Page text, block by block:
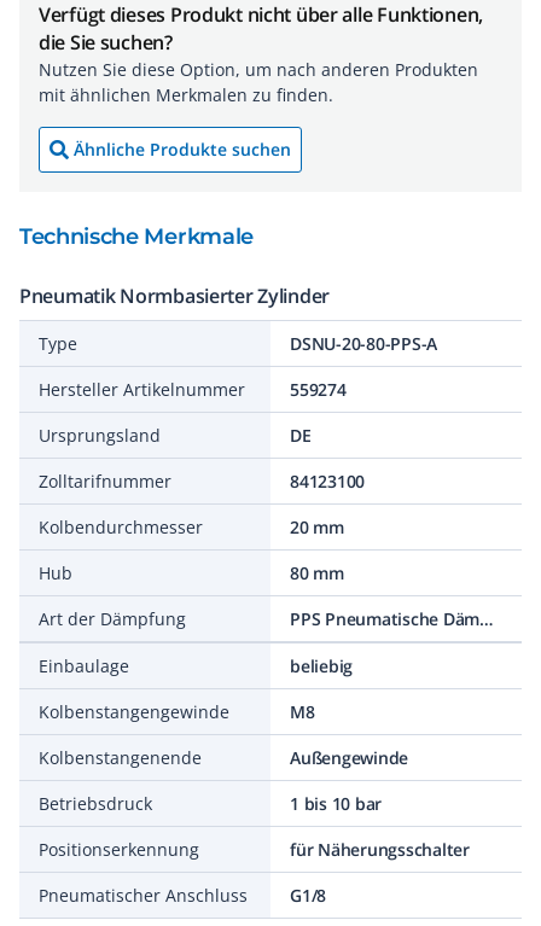
Verfügt dieses Produkt nicht über alle Funktionen,
die Sie suchen?
Nutzen Sie diese Option, um nach anderen Produkten
mit ähnlichen Merkmalen zu finden.
Ähnliche Produkte suchen
Technische Merkmale
Pneumatik Normbasierter Zylinder
Type
DSNU-20-80-PPS-A
Hersteller Artikelnummer
559274
Ursprungsland
DE
Zolltarifnummer
84123100
Kolbendurchmesser
20 mm
Hub
80 mm
Art der Dämpfung
PPS Pneumatische Dämpfung selbsteinstellend
Einbaulage
beliebig
Kolbenstangengewinde
M8
Kolbenstangenende
Außengewinde
Betriebsdruck
1 bis 10 bar
Positionserkennung
für Näherungsschalter
Pneumatischer Anschluss
G1/8